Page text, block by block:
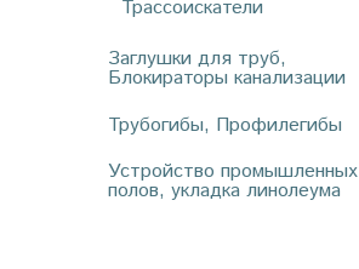
Трассоискатели
Заглушки для труб,
Блокираторы канализации
Трубогибы, Профилегибы
Устройство промышленных
полов, укладка линолеума